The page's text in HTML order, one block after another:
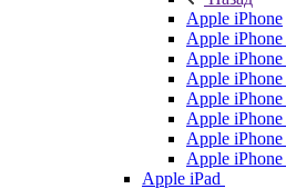
Apple iPhone
Apple
Apple iPhone
Apple
Apple
Apple
Apple iPhone
Apple iPhone
Apple iPad